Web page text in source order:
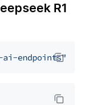
R1
endpoints"